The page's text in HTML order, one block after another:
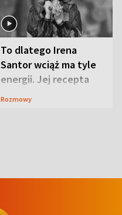
To dlatego Irena
Santor wciąż ma tyle
energii. Jej recepta
jest zaskakująco
Rozmowy